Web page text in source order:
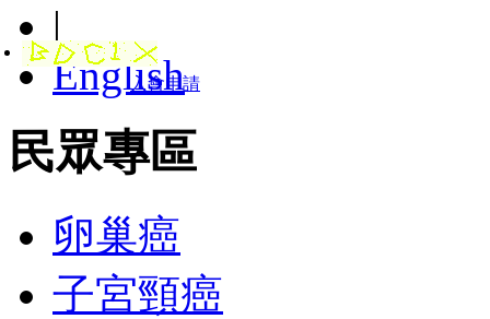
|
English
民眾專區
卵巢癌
子宮頸癌
入會申請